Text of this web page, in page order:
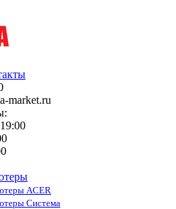
market.ru
ACER
Система